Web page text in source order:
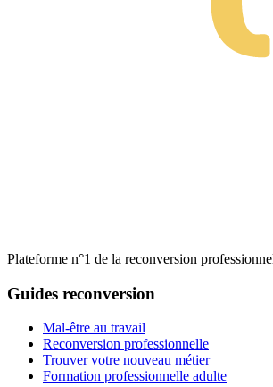
Plateforme n°1 de la reconversion
Guides reconversion
Mal-être au travail
Reconversion professionnelle
Trouver votre nouveau métier
Formation professionnelle adulte